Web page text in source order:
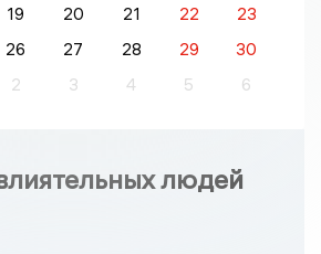
19 20 21 22
23
26 27 28 29
30
2 3 4 5 6
людей